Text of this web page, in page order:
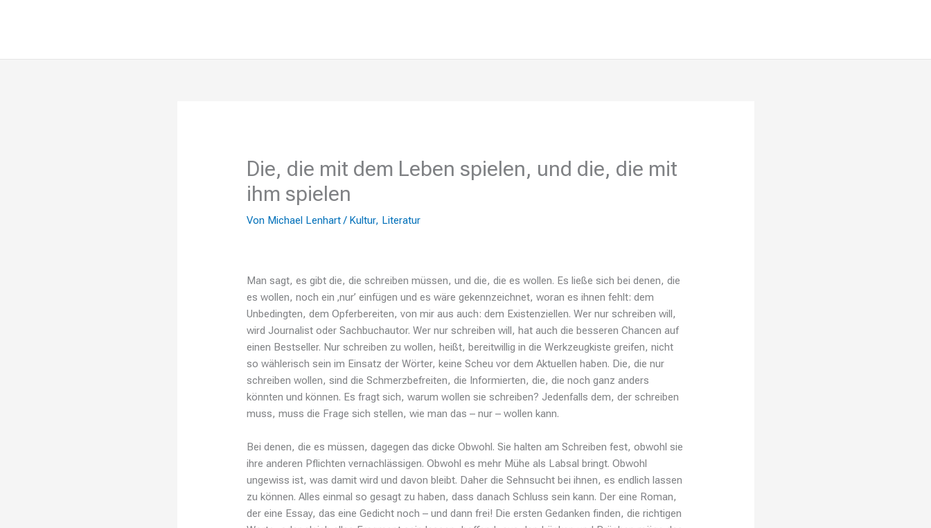
Die, die mit dem Leben spielen, und die, die mit
ihm spielen
Von Michael Lenhart/ Kultur, Literatur
Man sagt, es gibt die, die schreiben müssen, und die, die es wollen. Es ließe sich bei denen, die
es wollen, noch ein ‚nur’ einfügen und es wäre gekennzeichnet, woran es ihnen fehlt: dem
Unbedingten, dem Opferbereiten, von mir aus auch: dem Existenziellen. Wer nur schreiben will,
wird Journalist oder Sachbuchautor. Wer nur schreiben will, hat auch die besseren Chancen auf
einen Bestseller. Nur schreiben zu wollen, heißt, bereitwillig in die Werkzeugkiste greifen, nicht
so wählerisch sein im Einsatz der Wörter, keine Scheu vor dem Aktuellen haben. Die, die nur
schreiben wollen, sind die Schmerzbefreiten, die Informierten, die, die noch ganz anders
könnten und können. Es fragt sich, warum wollen sie schreiben? Jedenfalls dem, der schreiben
muss, muss die Frage sich stellen, wie man das – nur – wollen kann.
Bei denen, die es müssen, dagegen das dicke Obwohl. Sie halten am Schreiben fest, obwohl sie
ihre anderen Pflichten vernachlässigen. Obwohl es mehr Mühe als Labsal bringt. Obwohl
ungewiss ist, was damit wird und davon bleibt. Daher die Sehnsucht bei ihnen, es endlich lassen
zu können. Alles einmal so gesagt zu haben, dass danach Schluss sein kann. Der eine Roman,
der eine Essay, das eine Gedicht noch – und dann frei! Die ersten Gedanken finden, die richtigen